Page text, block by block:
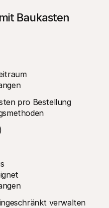
Baukasten
pro Bestellung
verwalten